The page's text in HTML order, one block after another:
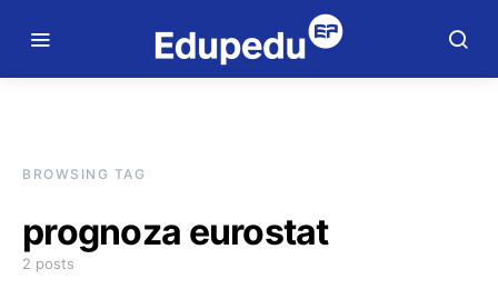
BROWSING TAG
prognoza eurostat
2 posts